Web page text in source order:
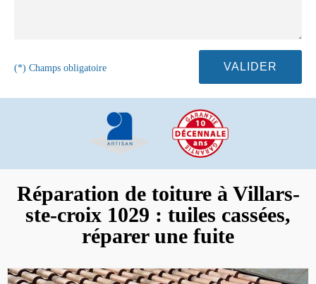
(*) Champs obligatoire
Réparation de toiture à Villars-
ste-croix 1029 : tuiles cassées,
réparer une fuite